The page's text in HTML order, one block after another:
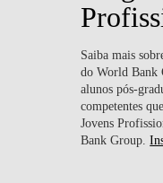
WHAT'S HAPPENING
Saiba mais
do World Bank
alunos pós-
competentes
Jovens
Bank Group.